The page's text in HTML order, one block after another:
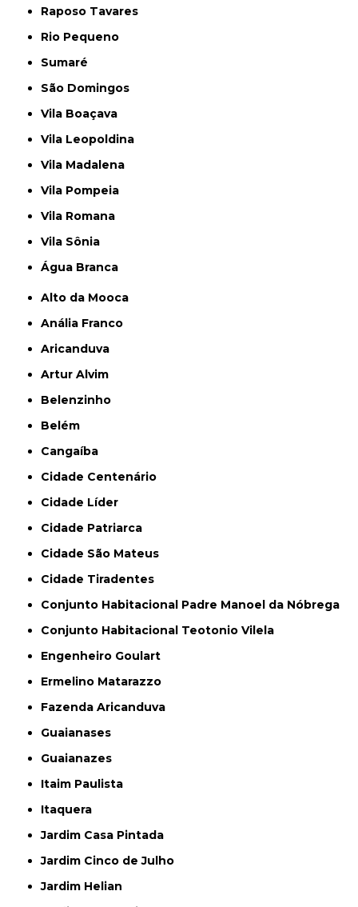
Raposo Tavares
Rio Pequeno
Sumaré
São Domingos
Vila Boaçava
Vila Leopoldina
Vila Madalena
Vila Pompeia
Vila Romana
Vila Sônia
Água Branca
Alto da Mooca
Anália Franco
Aricanduva
Artur Alvim
Belenzinho
Belém
Cangaíba
Cidade Centenário
Cidade Líder
Cidade Patriarca
Cidade São Mateus
Cidade Tiradentes
Conjunto Habitacional Padre Manoel da Nóbrega
Conjunto Habitacional Teotonio Vilela
Engenheiro Goulart
Ermelino Matarazzo
Fazenda Aricanduva
Guaianases
Guaianazes
Itaim Paulista
Itaquera
Jardim Casa Pintada
Jardim Cinco de Julho
Jardim Helian